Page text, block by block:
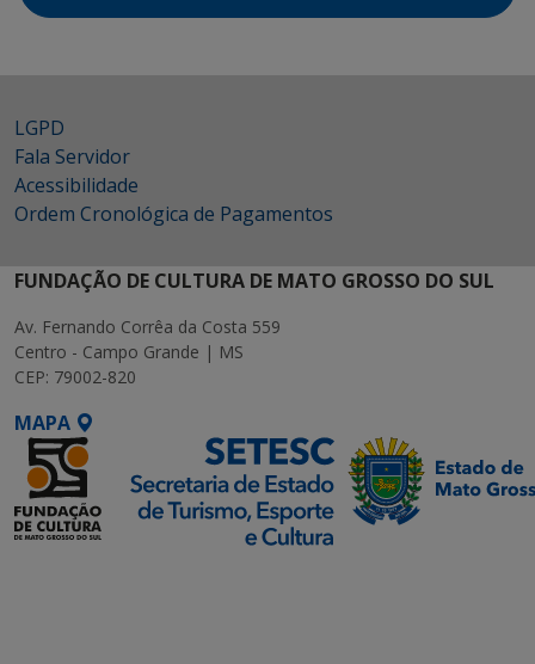
LGPD
Fala Servidor
Acessibilidade
Ordem Cronológica de Pagamentos
FUNDAÇÃO DE CULTURA DE MATO GROSSO DO SUL
Av. Fernando Corrêa da Costa 559
Centro - Campo Grande | MS
CEP: 79002-820
MAPA